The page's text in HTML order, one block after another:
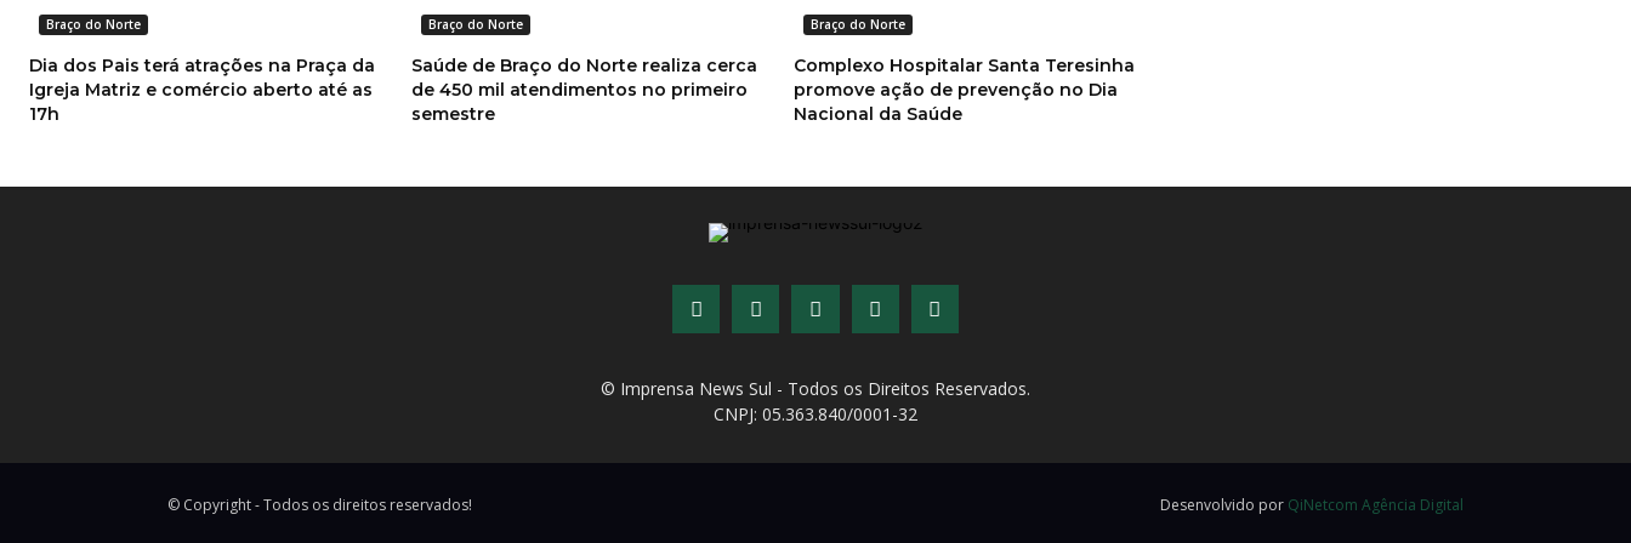
Braço do Norte
Dia dos Pais terá atrações na Praça da
Igreja Matriz e comércio aberto até as
17h
Braço do Norte
Saúde de Braço do Norte realiza cerca
de 450 mil atendimentos no primeiro
semestre
Braço do Norte
Complexo Hospitalar Santa Teresinha
promove ação de prevenção no Dia
Nacional da Saúde
© Imprensa News Sul - Todos os Direitos Reservados.
CNPJ: 05.363.840/0001-32
© Copyright - Todos os direitos reservados! Desenvolvido por QiNetcom Agência Digital